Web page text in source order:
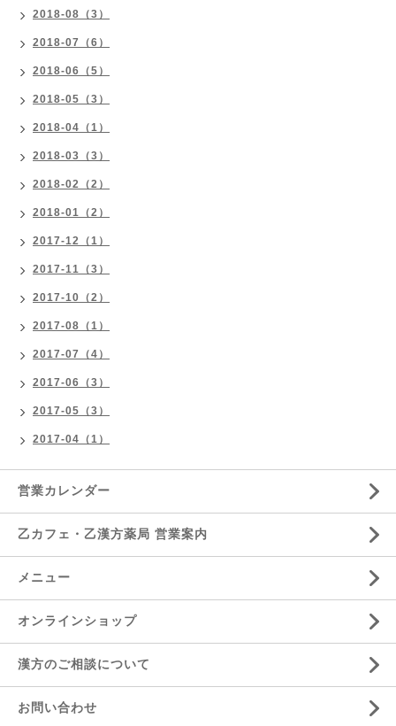
2018-08（3）
2018-07（6）
2018-06（5）
2018-05（3）
2018-04（1）
2018-03（3）
2018-02（2）
2018-01（2）
2017-12（1）
2017-11（3）
2017-10（2）
2017-08（1）
2017-07（4）
2017-06（3）
2017-05（3）
2017-04（1）
営業カレンダー
乙カフェ・乙漢方薬局 営業案内
メニュー
オンラインショップ
漢方のご相談について
お問い合わせ